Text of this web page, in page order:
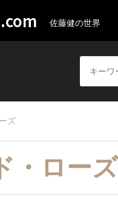
佐藤健の世界
ズ
・ローズ